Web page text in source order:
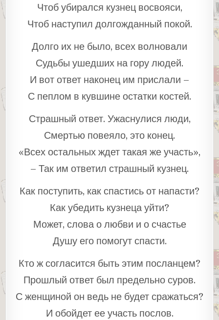
Чтоб убирался кузнец восвояси,
Чтоб наступил долгожданный покой.
Долго их не было, всех волновали
Судьбы ушедших на гору людей.
И вот ответ наконец им прислали –
С пеплом в кувшине остатки костей.
Страшный ответ. Ужаснулися люди,
Смертью повеяло, это конец.
«Всех остальных ждет такая же участь»,
– Так им ответил страшный кузнец.
Как поступить, как спастись от напасти?
Как убедить кузнеца уйти?
Может, слова о любви и о счастье
Душу его помогут спасти.
Кто ж согласится быть этим посланцем?
Прошлый ответ был предельно суров.
С женщиной он ведь не будет сражаться?
И обойдет ее участь послов.